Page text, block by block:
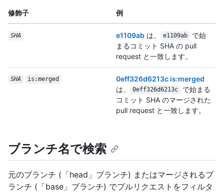
修飾子 例
SHA e1109ab は、 e1109ab
で始
まるコミット SHA の pull
request と一致します。
SHA is:merged
0eff326d6213c is:merged
は、
0eff326d6213c
で始まる
コミット SHA のマージされた
pull request と一致します。
ブランチ名で検索
元のブランチ (「head」ブランチ) またはマージされるブ
ランチ (「base」ブランチ) でプルリクエストをフィルタ